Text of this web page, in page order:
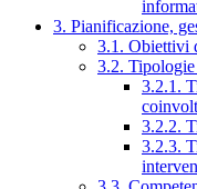
3. Pianificazione,
3.1. Obiettivi
3.2.
3.2.1.
3.2.2.
3.2.3.